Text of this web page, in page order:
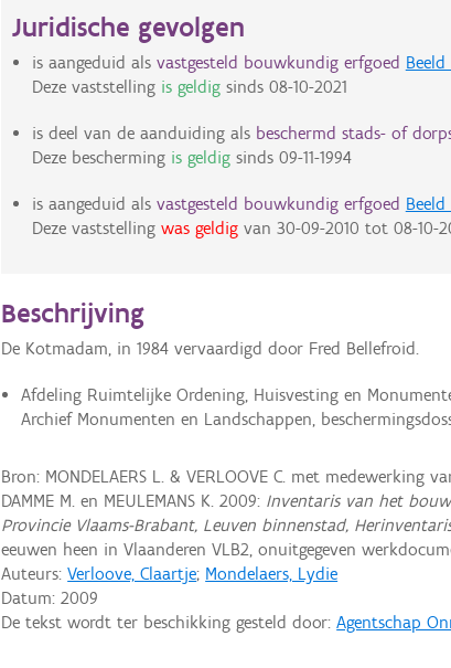
Juridische gevolgen
is aangeduid als vastgesteld bouwkundig erfgoed
Deze vaststelling is geldigsinds 08-10-2021
is deel van de aanduiding als beschermd stads- of
Deze bescherming is geldigsinds 09-11-1994
is aangeduid als vastgesteld bouwkundig erfgoed
Deze vaststelling was geldigvan 30-09-2010 tot 08-10-
Beschrijving
De Kotmadam, in 1984 vervaardigd door Fred Bellefroid.
Afdeling Ruimtelijke Ordening, Huisvesting en
Archief Monumenten en Landschappen,
Bron: MONDELAERS L. & VERLOOVE C. met medewerking
DAMME M. en MEULEMANS K. 2009: Inventaris van het
Provincie Vlaams-Brabant, Leuven binnenstad,
eeuwen heen in Vlaanderen VLB2, onuitgegeven
Auteurs:Verloove, Claartje; Mondelaers, Lydie
Datum:2009
De tekst wordt ter beschikking gesteld door:Agentschap